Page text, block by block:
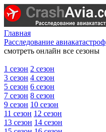
Главная
Расследование авиакатастроф
смотреть онлайн все сезоны
1 сезон 2 сезон
3 сезон 4 сезон
5 сезон 6 сезон
7 сезон 8 сезон
9 сезон 10 сезон
11 сезон 12 сезон
13 сезон 14 сезон